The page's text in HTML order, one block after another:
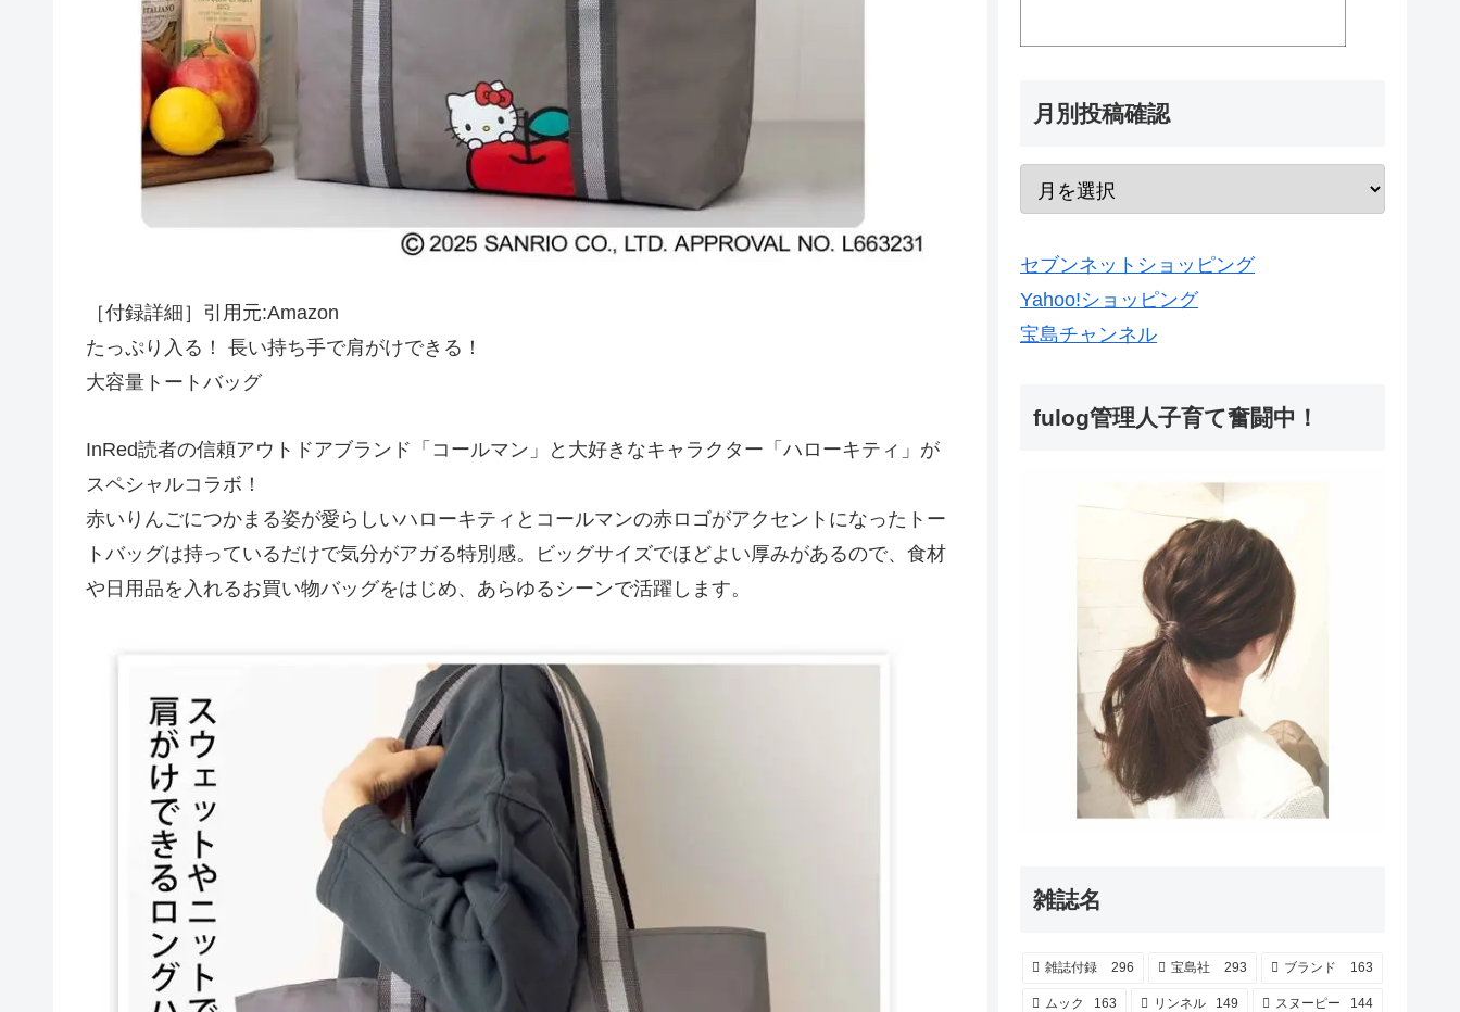
［付録詳細］引用元:Amazon
たっぷり入る！ 長い持ち手で肩がけできる！
大容量トートバッグ
InRed読者の信頼アウトドアブランド「コールマン」と大好きなキャラクター「ハローキティ」が
スペシャルコラボ！
赤いりんごにつかまる姿が愛らしいハローキティとコールマンの赤ロゴがアクセントになったトー
トバッグは持っているだけで気分がアガる特別感。ビッグサイズでほどよい厚みがあるので、食材
や日用品を入れるお買い物バッグをはじめ、あらゆるシーンで活躍します。
月別投稿確認
セブンネットショッピング
Yahoo!ショッピング
宝島チャンネル
fulog管理人子育て奮闘中！
雑誌名
雑誌付録 296 宝島社 293 ブランド 163
ムック 163 リンネル 149 スヌーピー 144